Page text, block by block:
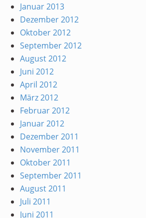
Januar 2013
Dezember 2012
Oktober 2012
September 2012
August 2012
Juni 2012
April 2012
März 2012
Februar 2012
Januar 2012
Dezember 2011
November 2011
Oktober 2011
September 2011
August 2011
Juli 2011
Juni 2011